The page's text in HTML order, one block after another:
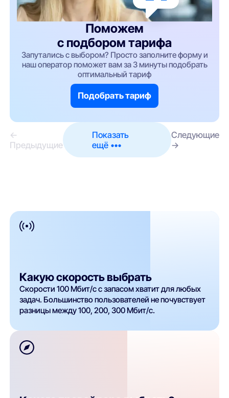
Поможем
с подбором тарифа
Запутались с выбором? Просто заполните форму и
наш оператор поможет вам за 3 минуты подобрать
оптимальный тариф
Подобрать тариф
←
Предыдущие
Показать
ещё •••
Следующие
→
Какую скорость выбрать
Скорости 100 Мбит/с с запасом хватит для любых
задач. Большинство пользователей не почувствует
разницы между 100, 200, 300 Мбит/с.